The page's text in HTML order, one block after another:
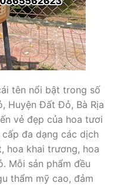
tên nổi bật trong số
Huyện Đất Đỏ, Bà Rịa
vẻ đẹp của hoa tươi
đa dạng các dịch
hoa khai trương, hoa
Mỗi sản phẩm đều
thẩm mỹ cao, đảm